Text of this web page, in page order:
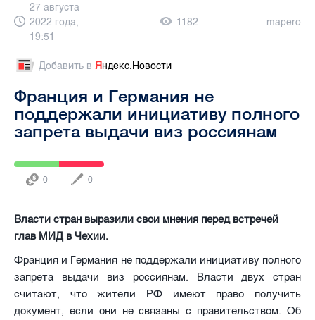
27 августа
2022 года,
19:51
1182 mapero
Добавить в Яндекс.Новости
Франция и Германия не
поддержали инициативу полного
запрета выдачи виз россиянам
0 0
Власти стран выразили свои мнения перед встречей
глав МИД в Чехии.
Франция и Германия не поддержали инициативу полного
запрета выдачи виз россиянам. Власти двух стран
считают, что жители РФ имеют право получить
документ, если они не связаны с правительством. Об